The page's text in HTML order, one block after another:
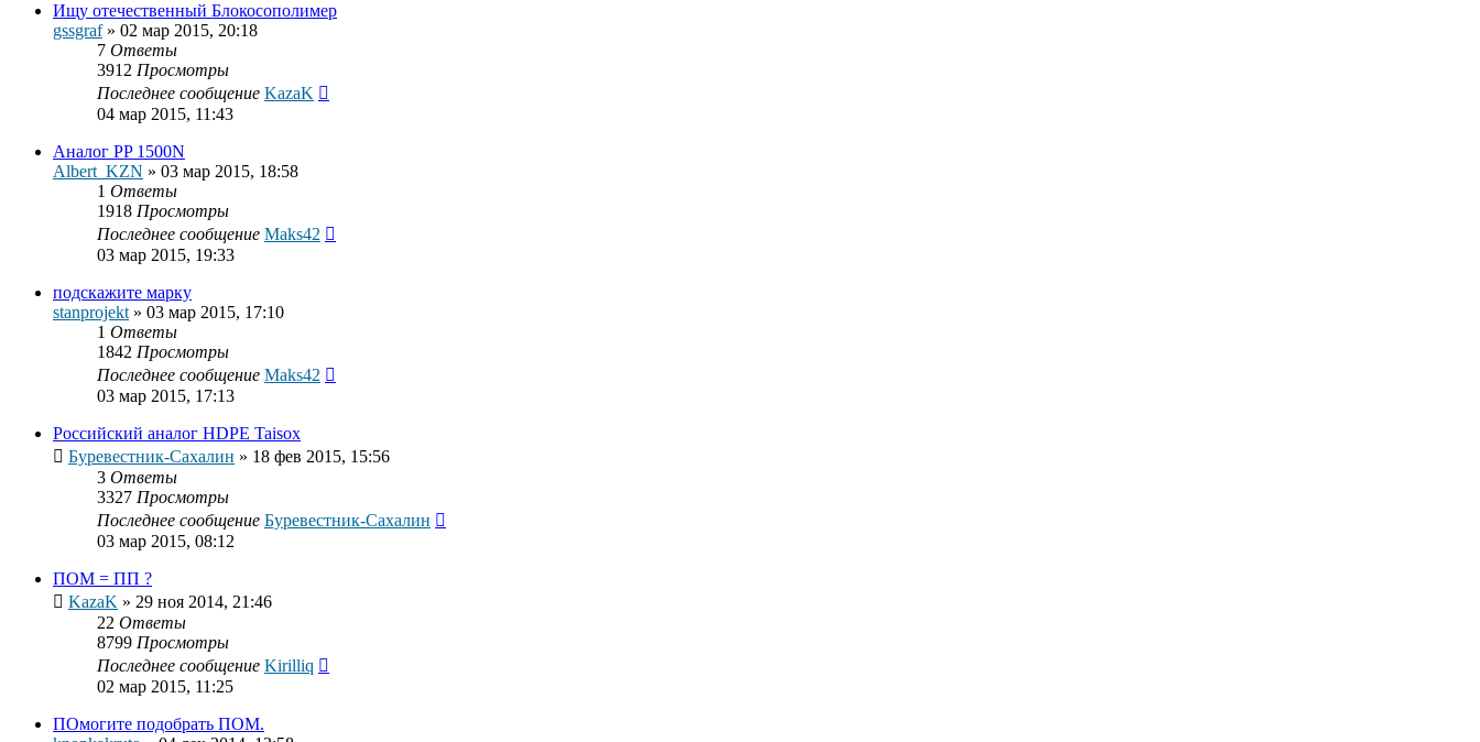
Ищу отечественный Блокосополимер
gssgraf» 02 мар 2015, 20:18
7 Ответы
3912 Просмотры
Последнее сообщение KazaK
04 мар 2015, 11:43
Аналог PP 1500N
Albert_KZN » 03 мар 2015, 18:58
1 Ответы
1918 Просмотры
Последнее сообщение Maks42
03 мар 2015, 19:33
подскажите марку
stanprojekt» 03 мар 2015, 17:10
1 Ответы
1842 Просмотры
Последнее сообщение Maks42
03 мар 2015, 17:13
Российский аналог HDPE Taisox
Буревестник-Сахалин » 18 фев 2015, 15:56
3 Ответы
3327 Просмотры
Последнее сообщение Буревестник-Сахалин
03 мар 2015, 08:12
ПОМ = ПП ?
KazaK » 29 ноя 2014, 21:46
22 Ответы
8799 Просмотры
Последнее сообщение Kirilliq
02 мар 2015, 11:25
ПОмогите подобрать ПОМ.